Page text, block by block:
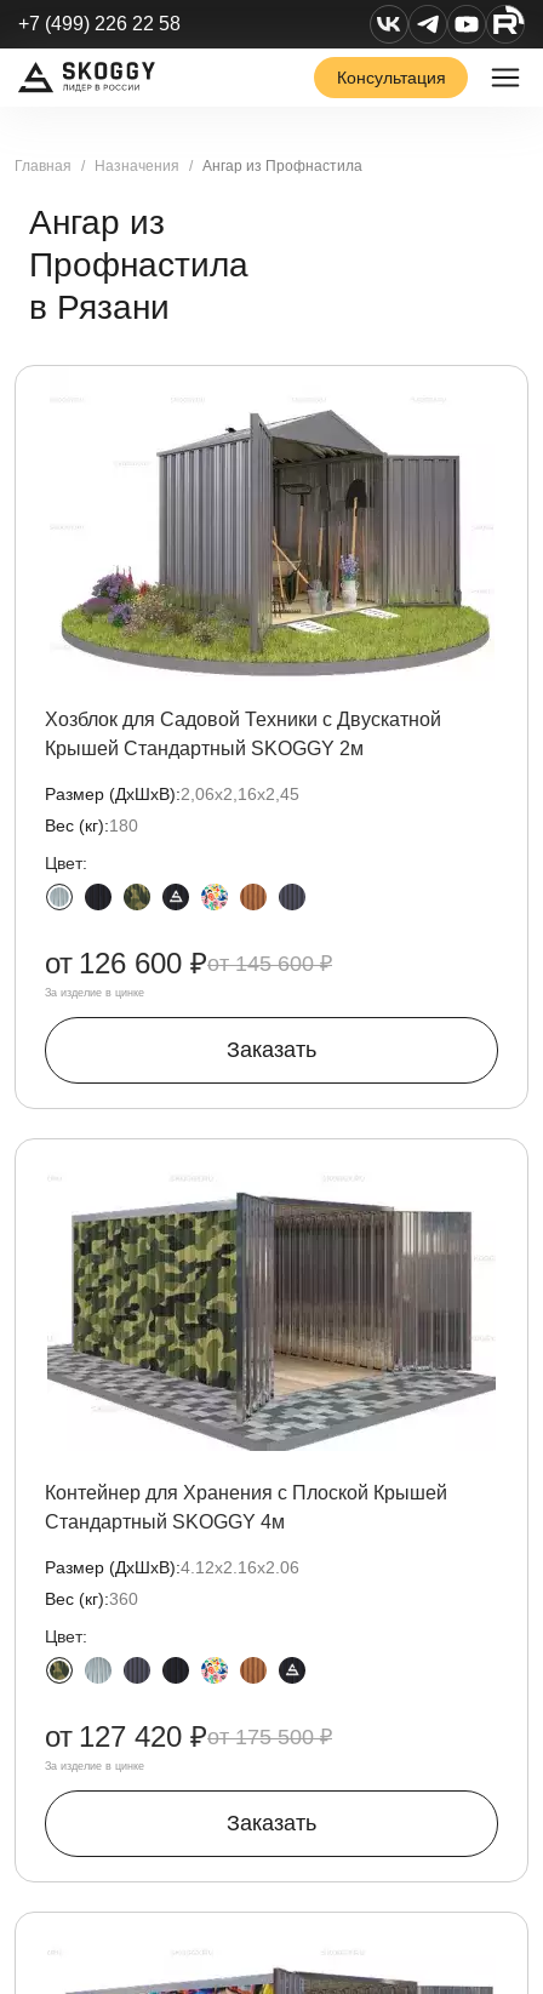
+7 (499) 226 22 58
Консультация
Главная Назначения Ангар из Профнастила
Ангар из
Профнастила
в Рязани
Хозблок для Садовой Техники с Двускатной
Крышей Стандартный SKOGGY 2м
Размер (ДxШxВ):2,06х2,16х2,45
Вес (кг):180
Цвет:
145 600 ₽
от 126 600 ₽
За изделие в цинке
Заказать
Контейнер для Хранения с Плоской Крышей
Стандартный SKOGGY 4м
Размер (ДxШxВ):4.12х2.16х2.06
Вес (кг):360
Цвет:
175 500 ₽
от 127 420 ₽
За изделие в цинке
Заказать